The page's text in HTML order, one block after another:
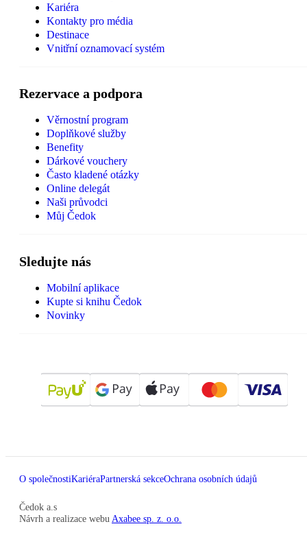
Kariéra
Kontakty pro média
Destinace
Vnitřní oznamovací systém
Rezervace a podpora
Věrnostní program
Doplňkové služby
Benefity
Dárkové vouchery
Často kladené otázky
Online delegát
Naši průvodci
Můj Čedok
Sledujte nás
Mobilní aplikace
Kupte si knihu Čedok
Novinky
O společnostiKariéraPartnerská sekceOchrana osobních údajů
Čedok a.s
Návrh a realizace webu Axabee sp. z. o.o.